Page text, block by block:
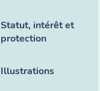
Statut, intérêt et
protection
Illustrations